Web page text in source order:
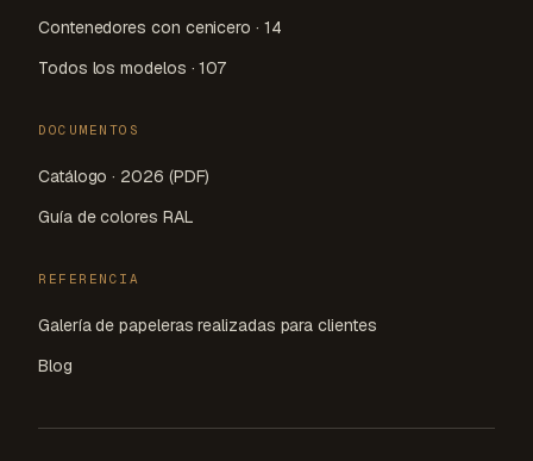
Contenedores con cenicero · 14
Todos los modelos · 107
DOCUMENTOS
Catálogo · 2026 (PDF)
Guía de colores RAL
REFERENCIA
Galería de papeleras realizadas para clientes
Blog